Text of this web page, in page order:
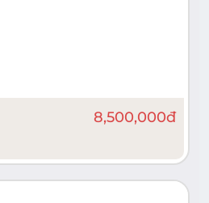
8,500,000đ